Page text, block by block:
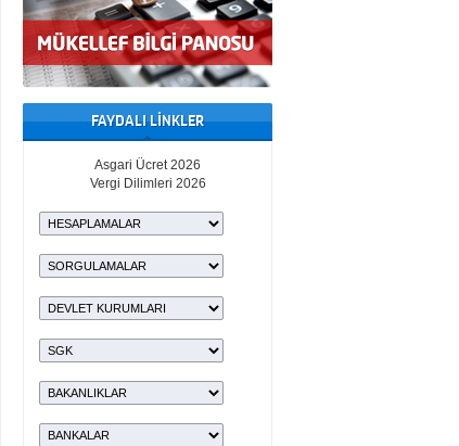
FAYDALI LİNKLER
Asgari Ücret 2026
Vergi Dilimleri 2026